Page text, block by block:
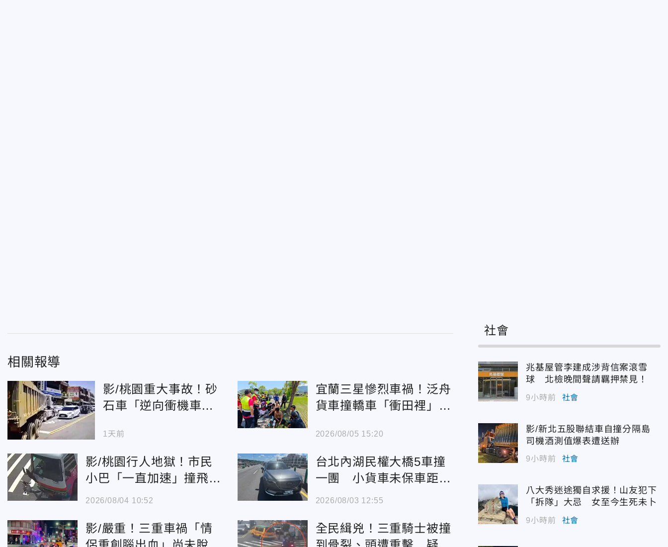
相關報導
影/桃園重大事故！砂
石車「逆向衝機車
1天前
宜蘭三星慘烈車禍！泛舟
貨車撞轎車「衝田裡」釀
2026/08/05 15:20
影/桃園行人地獄！市民
小巴「一直加速」撞飛女
害腦出血
2026/08/04 10:52
台北內湖民權大橋5車撞
一團 小貨車未保車距釀
2傷
2026/08/03 12:55
影/嚴重！三重車禍「情
全民緝兇！三重騎士被撞
社會
兆基屋管李建成涉背信案滾雪
球 北檢晚間聲請羈押禁見！
9小時前 社會
影/新北五股聯結車自撞分隔島
司機酒測值爆表遭送辦
9小時前 社會
八大秀迷途獨自求援！山友犯下
「拆隊」大忌 女至今生死未卜
9小時前 社會